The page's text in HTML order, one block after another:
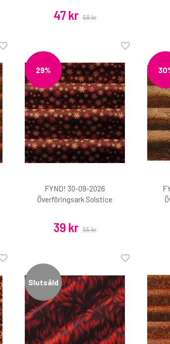
47 kr 59 kr
29%
FYND! 30-09-2026
Överföringsark Solstice
39 kr 55 kr
Slutsåld